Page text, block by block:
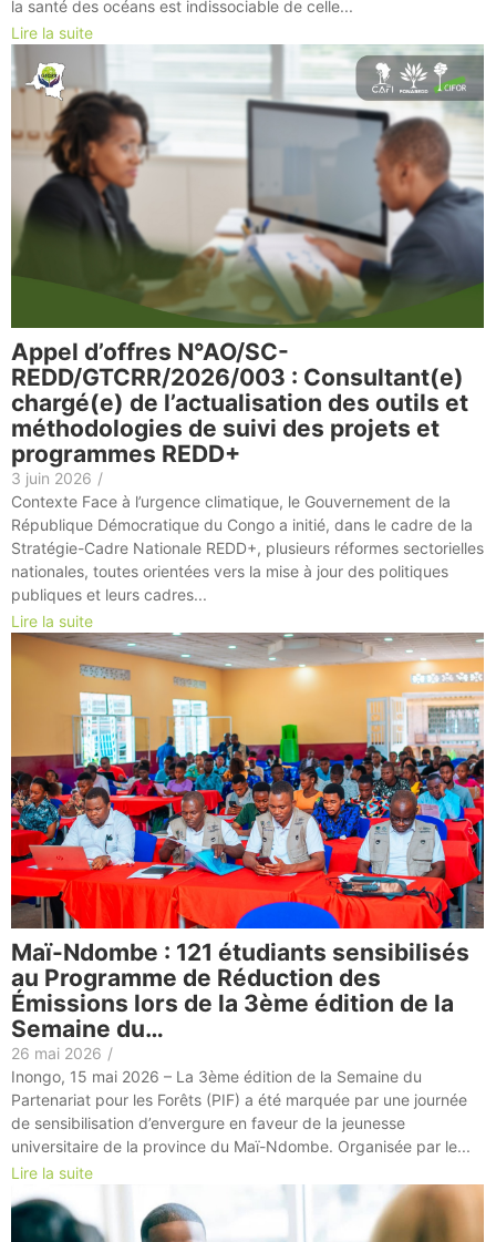
la santé des océans est indissociable de celle...
Lire la suite
Appel d’offres N°AO/SC-
REDD/GTCRR/2026/003 : Consultant(e)
chargé(e) de l’actualisation des outils et
méthodologies de suivi des projets et
programmes REDD+
3 juin 2026 /
Contexte Face à l’urgence climatique, le Gouvernement de la
République Démocratique du Congo a initié, dans le cadre de la
Stratégie-Cadre Nationale REDD+, plusieurs réformes sectorielles
nationales, toutes orientées vers la mise à jour des politiques
publiques et leurs cadres...
Lire la suite
Maï-Ndombe : 121 étudiants sensibilisés
au Programme de Réduction des
Émissions lors de la 3ème édition de la
Semaine du…
26 mai 2026 /
Inongo, 15 mai 2026 – La 3ème édition de la Semaine du
Partenariat pour les Forêts (PIF) a été marquée par une journée
de sensibilisation d’envergure en faveur de la jeunesse
universitaire de la province du Maï-Ndombe. Organisée par le...
Lire la suite